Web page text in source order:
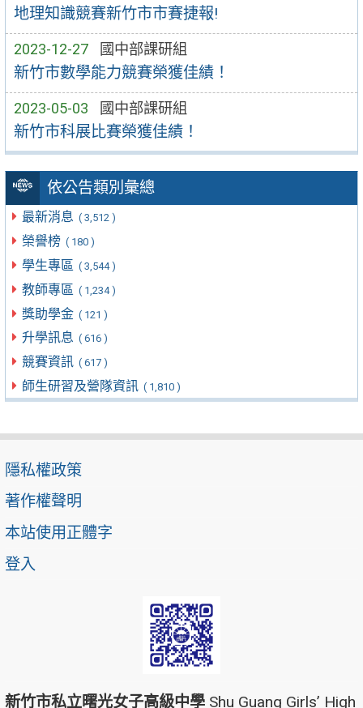
地理知識競賽新竹市市賽捷報!
2023-12-27 國中部課研組
新竹市數學能力競賽榮獲佳績！
2023-05-03 國中部課研組
新竹市科展比賽榮獲佳績！
依公告類別彙總
最新消息 ( 3,512 )
榮譽榜 ( 180 )
學生專區 ( 3,544 )
教師專區 ( 1,234 )
獎助學金 ( 121 )
升學訊息 ( 616 )
競賽資訊 ( 617 )
師生研習及營隊資訊 ( 1,810 )
隱私權政策
著作權聲明
本站使用正體字
登入
新竹市私立曙光女子高級中學 Shu Guang Girls’ High